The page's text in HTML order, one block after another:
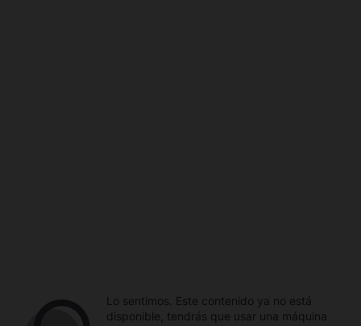
Lo sentimos. Este contenido ya no está
disponible, tendrás que usar una máquina